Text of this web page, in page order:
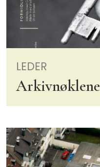
LEDER
Arkivnøklene